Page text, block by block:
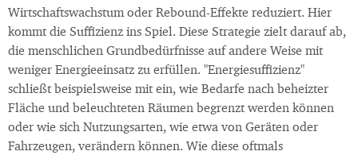
Wirtschaftswachstum oder Rebound-Effekte reduziert. Hier
kommt die Suffizienz ins Spiel. Diese Strategie zielt darauf ab,
die menschlichen Grundbedürfnisse auf andere Weise mit
weniger Energieeinsatz zu erfüllen. "Energiesuffizienz"
schließt beispielsweise mit ein, wie Bedarfe nach beheizter
Fläche und beleuchteten Räumen begrenzt werden können
oder wie sich Nutzungsarten, wie etwa von Geräten oder
Fahrzeugen, verändern können. Wie diese oftmals